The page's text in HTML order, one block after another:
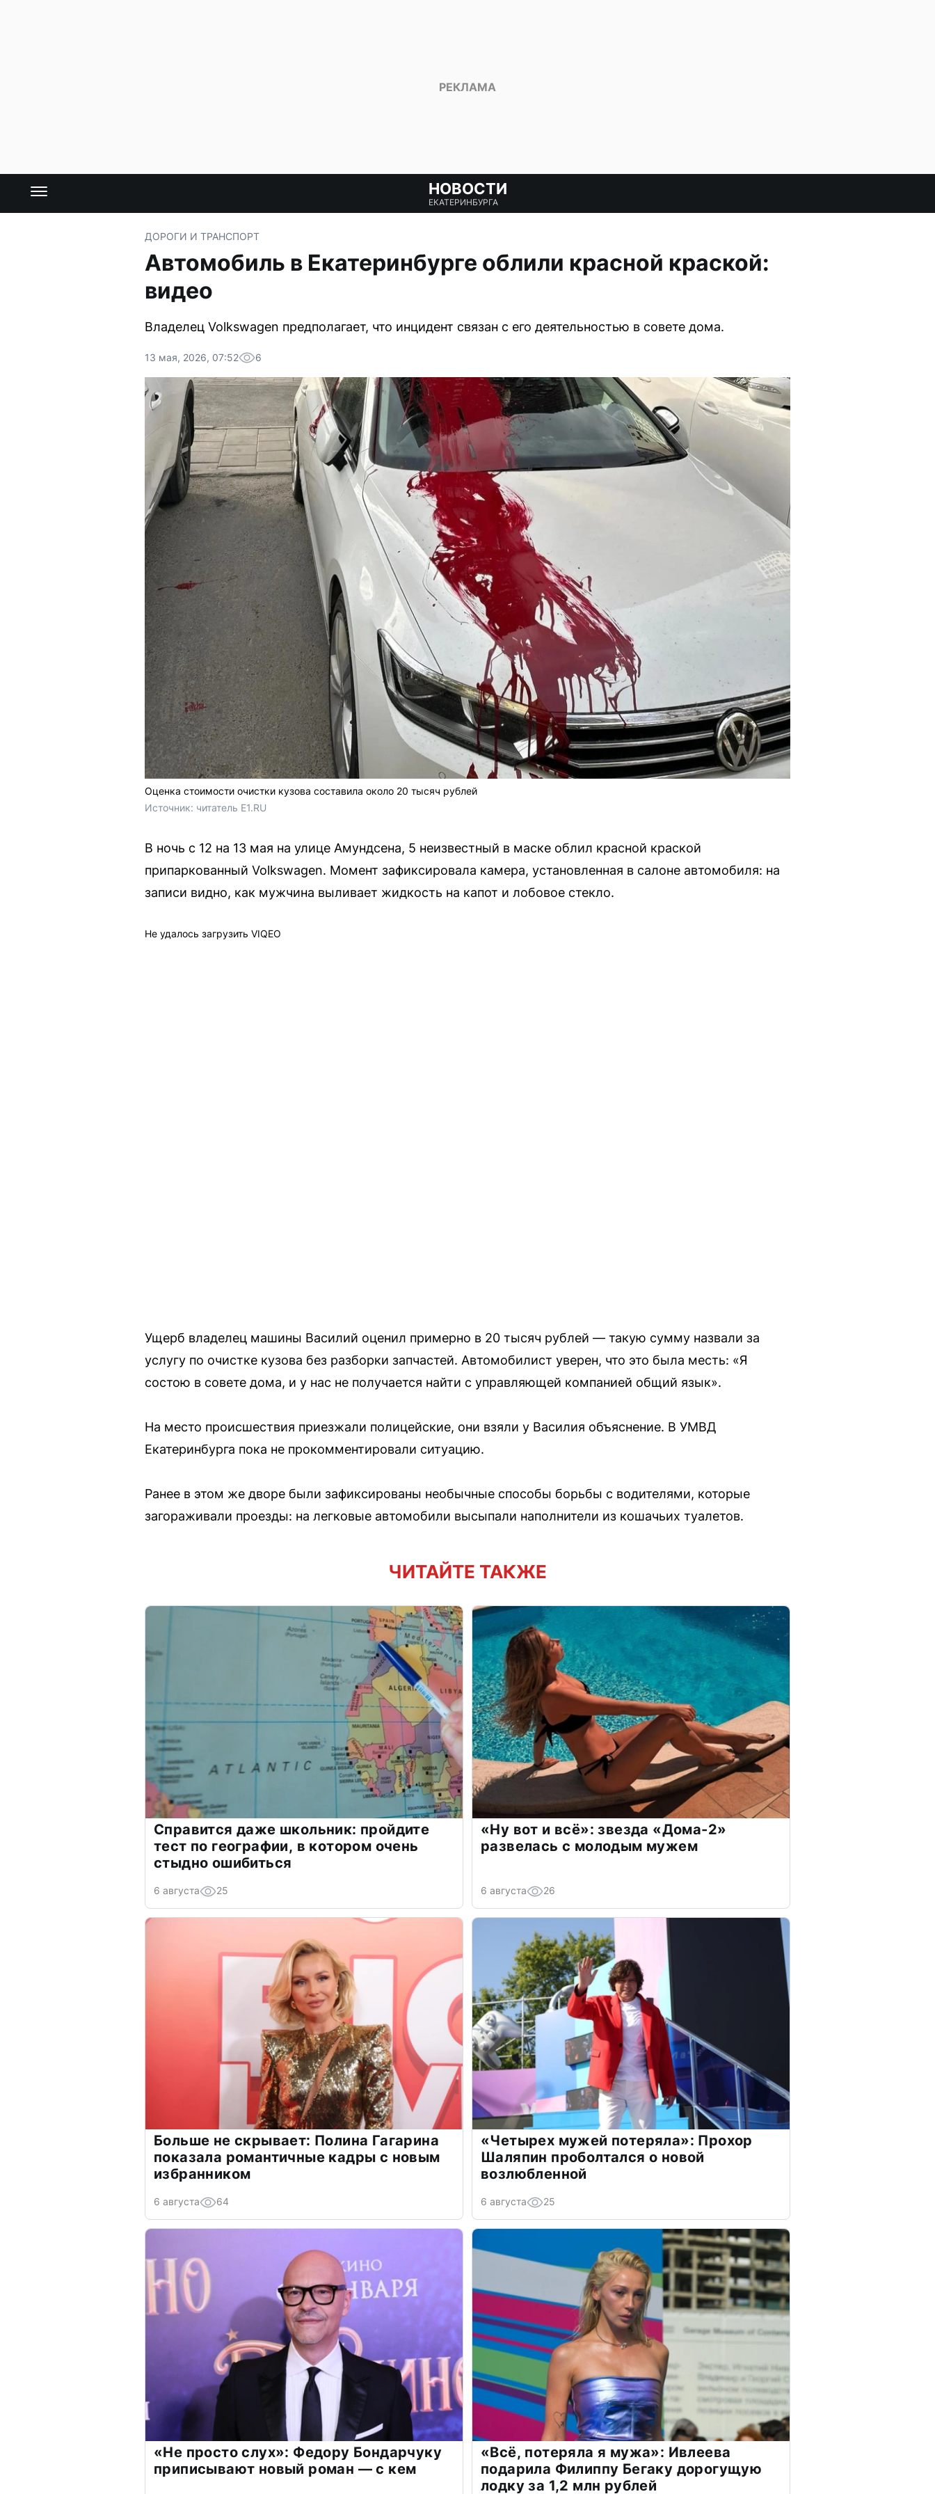
НОВОСТИ
ЕКАТЕРИНБУРГА
ДОРОГИ И ТРАНСПОРТ
Автомобиль в Екатеринбурге облили красной краской:
видео
Владелец Volkswagen предполагает, что инцидент связан с его деятельностью в совете дома.
13 мая, 2026, 07:52 6
Оценка стоимости очистки кузова составила около 20 тысяч рублей
Источник: читатель E1.RU
В ночь с 12 на 13 мая на улице Амундсена, 5 неизвестный в маске облил красной краской
припаркованный Volkswagen. Момент зафиксировала камера, установленная в салоне автомобиля: на
записи видно, как мужчина выливает жидкость на капот и лобовое стекло.
Не удалось загрузить VIQEO
Ущерб владелец машины Василий оценил примерно в 20 тысяч рублей — такую сумму назвали за
услугу по очистке кузова без разборки запчастей. Автомобилист уверен, что это была месть: «Я
состою в совете дома, и у нас не получается найти с управляющей компанией общий язык».
На место происшествия приезжали полицейские, они взяли у Василия объяснение. В УМВД
Екатеринбурга пока не прокомментировали ситуацию.
Ранее в этом же дворе были зафиксированы необычные способы борьбы с водителями, которые
загораживали проезды: на легковые автомобили высыпали наполнители из кошачьих туалетов.
ЧИТАЙТЕ ТАКЖЕ
Справится даже школьник: пройдите
тест по географии, в котором очень
стыдно ошибиться
6 августа 25
«Ну вот и всё»: звезда «Дома-2»
развелась с молодым мужем
6 августа 26
Больше не скрывает: Полина Гагарина
показала романтичные кадры с новым
избранником
6 августа 64
«Четырех мужей потеряла»: Прохор
Шаляпин проболтался о новой
возлюбленной
6 августа 25
«Не просто слух»: Федору Бондарчуку
приписывают новый роман — с кем
«Всё, потеряла я мужа»: Ивлеева
подарила Филиппу Бегаку дорогущую
лодку за 1,2 млн рублей